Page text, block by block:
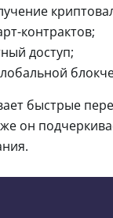
контрактов;
доступ;
быстрые
он